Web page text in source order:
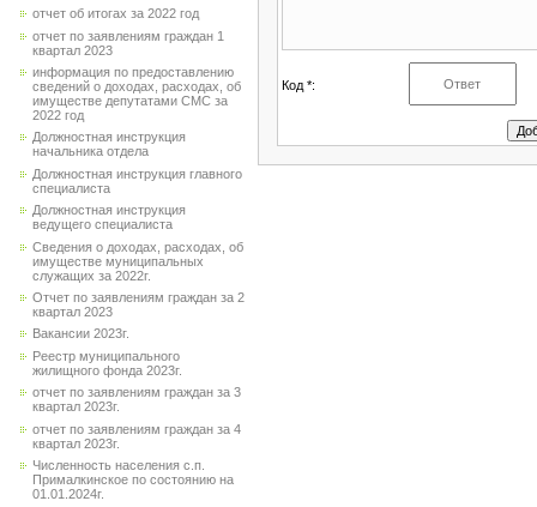
отчет об итогах за 2022 год
отчет по заявлениям граждан 1
квартал 2023
информация по предоставлению
сведений о доходах, расходах, об
имуществе депутатами СМС за
2022 год
Должностная инструкция
начальника отдела
Должностная инструкция главного
специалиста
Должностная инструкция
ведущего специалиста
Сведения о доходах, расходах, об
имуществе муниципальных
служащих за 2022г.
Отчет по заявлениям граждан за 2
квартал 2023
Вакансии 2023г.
Реестр муниципального
жилищного фонда 2023г.
отчет по заявлениям граждан за 3
квартал 2023г.
отчет по заявлениям граждан за 4
квартал 2023г.
Численность населения с.п.
Прималкинское по состоянию на
01.01.2024г.
Код *: